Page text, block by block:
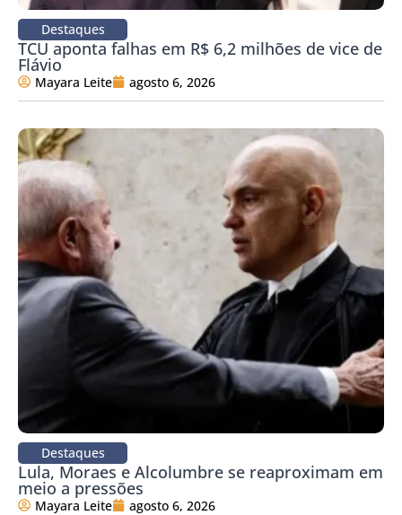
Destaques
TCU aponta falhas em R$ 6,2 milhões de vice de
Flávio
Mayara Leite agosto 6, 2026
Destaques
Lula, Moraes e Alcolumbre se reaproximam em
meio a pressões
Mayara Leite agosto 6, 2026